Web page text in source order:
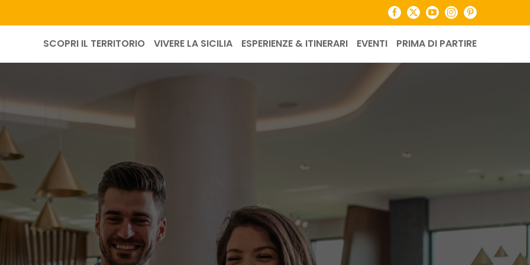
Facebook
X YouTubeInstagramPinterest
SCOPRI IL TERRITORIO VIVERE LA SICILIA ESPERIENZE & ITINERARI EVENTI PRIMA DI PARTIRE